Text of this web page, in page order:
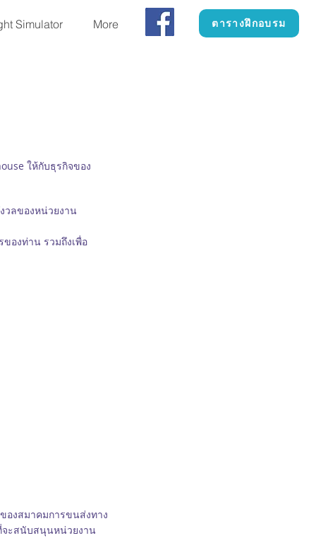
Simulator More ตารางฝึกอบรม
ให้กับธุรกิจของ
วลของหน่วยงาน
ของท่าน รวมถึงเพื่อ
องสมาคมการขนส่งทาง
จะสนับสนุนหน่วยงาน